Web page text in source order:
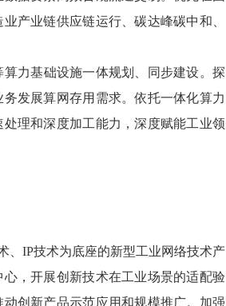
产业链供应链运行、碳达峰碳中和、
力基础设施一体规划、同步建设。探
发展算网存用需求。依托一体化算力
理和深度加工能力，深度赋能工业领
、IP技术为底座的新型工业网络技术产
，开展创新技术在工业场景的适配验
创新产品示范应用和规模推广。加强